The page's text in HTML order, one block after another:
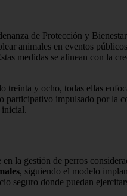
de Protección y
animales en eventos
medidas se alinean con la
y ocho, todas ellas
impulsado por
inicial.
la gestión de perros
, siguiendo el modelo
seguro donde puedan